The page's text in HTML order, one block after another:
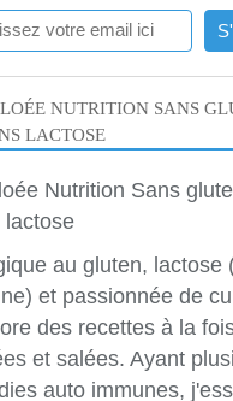
NUTRITION SANS
LACTOSE
au gluten, lactose
et passionnée de
des recettes à la
et salées. Ayant
auto immunes,